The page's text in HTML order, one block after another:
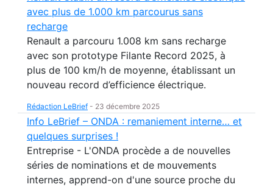
avec plus de 1.000 km parcourus sans
recharge
Renault a parcouru 1.008 km sans recharge
avec son prototype Filante Record 2025, à
plus de 100 km/h de moyenne, établissant un
nouveau record d’efficience électrique.
Rédaction LeBrief - 23 décembre 2025
Info LeBrief – ONDA : remaniement interne… et
quelques surprises !
Entreprise - L'ONDA procède a de nouvelles
séries de nominations et de mouvements
internes, apprend-on d'une source proche du